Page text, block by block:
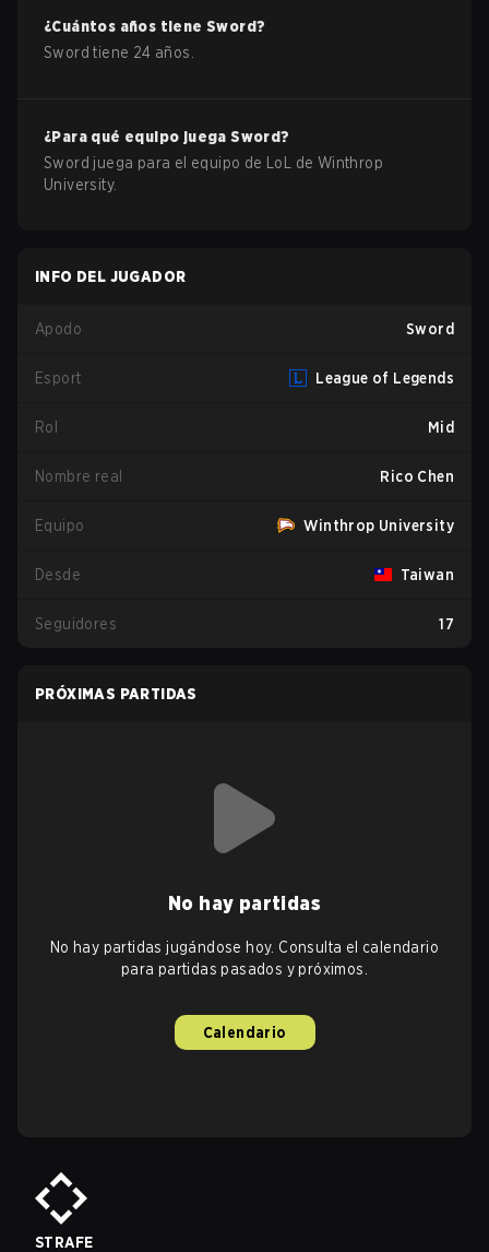
¿Cuántos años tiene Sword?
Sword tiene 24 años.
¿Para qué equipo juegaSword?
Sword juega para el equipo de LoL de Winthrop
University.
INFO DEL JUGADOR
Apodo Sword
Esport League of Legends
Rol Mid
Nombre real Rico Chen
Equipo Winthrop University
Desde Taiwan
Seguidores 17
PRÓXIMAS PARTIDAS
No hay partidas
No hay partidas jugándose hoy. Consulta el calendario
para partidas pasados y próximos.
Calendario
STRAFE